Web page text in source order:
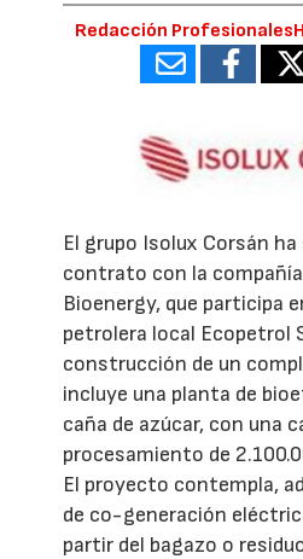
Redacción
El grupo Isolux Corsán
contrato con la
Bioenergy, que participa
petrolera local Ecopetrol
construcción de un
incluye una planta de
caña de azúcar, con una
procesamiento de
El proyecto contempla,
de co-generación
partir del bagazo o